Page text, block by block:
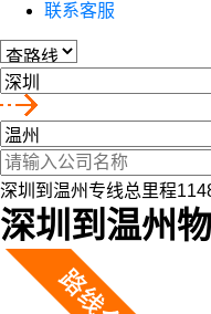
联系客服
深圳到温州专线总里程
深圳到温州